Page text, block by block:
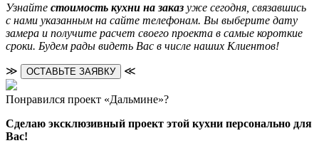
Узнайте стоимость кухни на заказ уже сегодня, связавшись
с нами указанным на сайте телефонам. Вы выберите дату
замера и получите расчет своего проекта в самые короткие
сроки. Будем рады видеть Вас в числе наших Клиентов!
≫ ОСТАВЬТЕ ЗАЯВКУ ≪
Понравился проект «Дальмине»?
Сделаю эксклюзивный проект этой кухни персонально для
Вас!